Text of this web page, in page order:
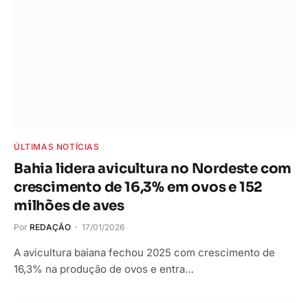
ÚLTIMAS NOTÍCIAS
Bahia lidera avicultura no Nordeste com
crescimento de 16,3% em ovos e 152
milhões de aves
Por REDAÇÃO 17/01/2026
A avicultura baiana fechou 2025 com crescimento de
16,3% na produção de ovos e entra…